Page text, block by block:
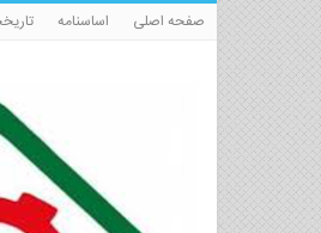
صفحه اصلی اساسنامه